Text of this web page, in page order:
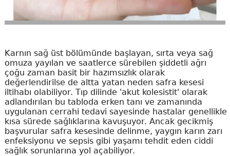
Karnın sağ üst bölümünde başlayan, sırta veya sağ
omuza yayılan ve saatlerce sürebilen şiddetli ağrı
çoğu zaman basit bir hazımsızlık olarak
değerlendirilse de altta yatan neden safra kesesi
iltihabı olabiliyor. Tıp dilinde 'akut kolesistit' olarak
adlandırılan bu tabloda erken tanı ve zamanında
uygulanan cerrahi tedavi sayesinde hastalar genellikle
kısa sürede sağlıklarına kavuşuyor. Ancak gecikmiş
başvurular safra kesesinde delinme, yaygın karın zarı
enfeksiyonu ve sepsis gibi yaşamı tehdit eden ciddi
sağlık sorunlarına yol açabiliyor.